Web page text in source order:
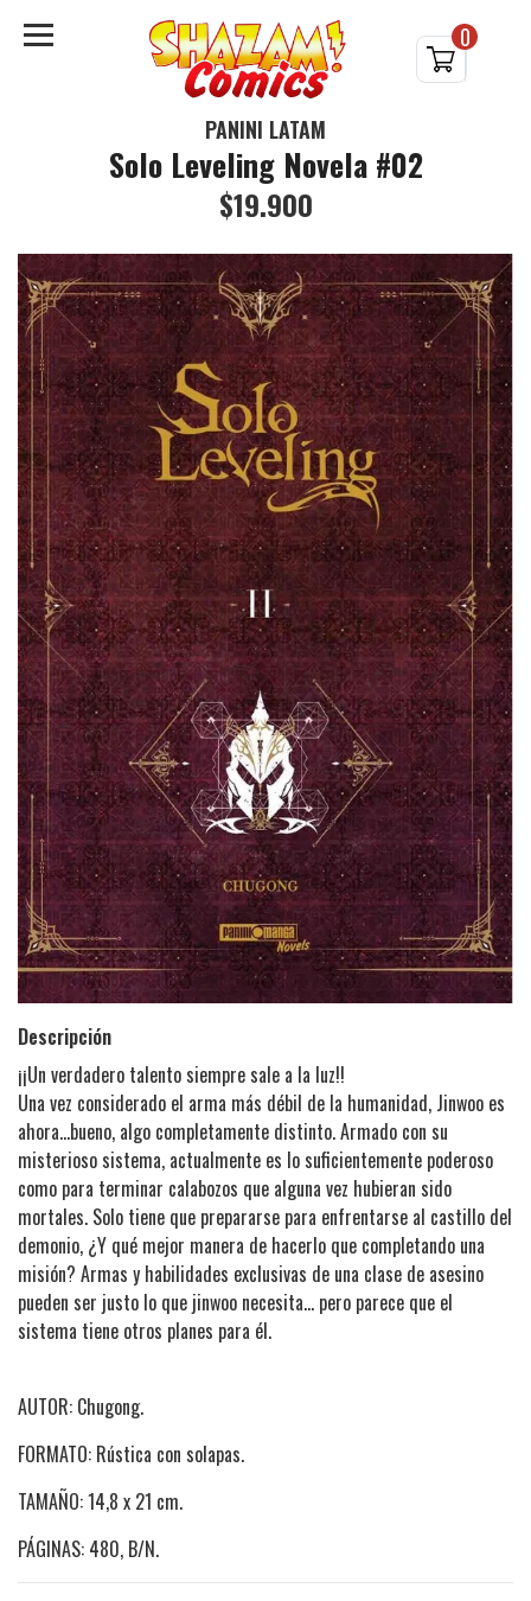
0
PANINI LATAM
Solo Leveling Novela #02
$19.900
Descripción
¡¡Un verdadero talento siempre sale a la luz!!
Una vez considerado el arma más débil de la humanidad, Jinwoo es
ahora…bueno, algo completamente distinto. Armado con su
misterioso sistema, actualmente es lo suficientemente poderoso
como para terminar calabozos que alguna vez hubieran sido
mortales. Solo tiene que prepararse para enfrentarse al castillo del
demonio, ¿Y qué mejor manera de hacerlo que completando una
misión? Armas y habilidades exclusivas de una clase de asesino
pueden ser justo lo que jinwoo necesita… pero parece que el
sistema tiene otros planes para él.
AUTOR: Chugong.
FORMATO: Rústica con solapas.
TAMAÑO: 14,8 x 21 cm.
PÁGINAS: 480, B/N.